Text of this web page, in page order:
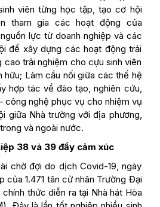
viên từng học tập, tạo cơ hội
tham gia các hoạt động của
lực từ doanh nghiệp và các
để xây dựng các hoạt động trải
cao trải nghiệm cho cựu sinh viên
hữu; Làm cầu nối giữa các thế hệ
hợp tác về đào tạo, nghiên cứu,
công nghệ phục vụ cho nhiệm vụ
giữa Nhà trường với địa phương,
và ngoài nước.
38 và 39 đầy cảm xúc
chờ đợi do dịch Covid-19, ngày
của 1.471 tân cử nhân Trường Đại
thức diễn ra tại Nhà hát Hòa